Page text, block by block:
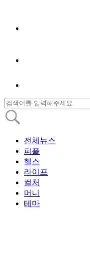
전체뉴스
피플
헬스
라이프
컬처
머니
테마